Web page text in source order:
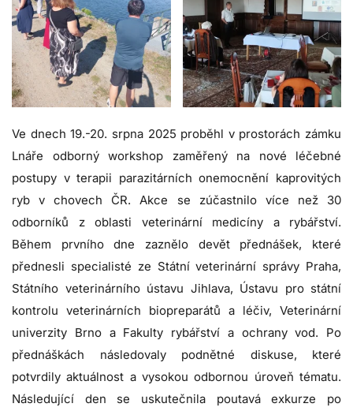
Ve dnech 19.-20. srpna 2025 proběhl v prostorách zámku
Lnáře odborný workshop zaměřený na nové léčebné
postupy v terapii parazitárních onemocnění kaprovitých
ryb v chovech ČR. Akce se zúčastnilo více než 30
odborníků z oblasti veterinární medicíny a rybářství.
Během prvního dne zaznělo devět přednášek, které
přednesli specialisté ze Státní veterinární správy Praha,
Státního veterinárního ústavu Jihlava, Ústavu pro státní
kontrolu veterinárních biopreparátů a léčiv, Veterinární
univerzity Brno a Fakulty rybářství a ochrany vod. Po
přednáškách následovaly podnětné diskuse, které
potvrdily aktuálnost a vysokou odbornou úroveň tématu.
Následující den se uskutečnila poutavá exkurze po